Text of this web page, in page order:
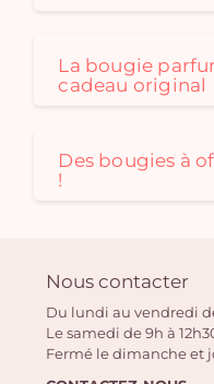
La bougie
cadeau original
Des bougies à
!
Nous contacter
Du lundi au vendredi
Le samedi de 9h à
Fermé le dimanche et